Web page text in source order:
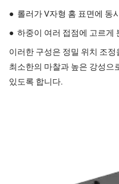
● 롤러가 V자형 홈 표면에 동
● 하중이 여러 접점에 고르게
이러한 구성은 정밀 위치 조
최소한의 마찰과 높은 강성으
있도록 합니다.